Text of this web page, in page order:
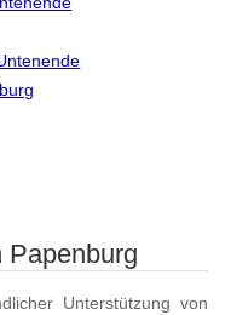
Papenburg
Unterstützung von